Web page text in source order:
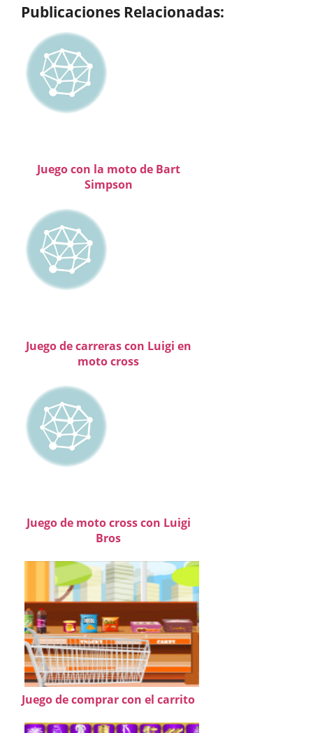
Publicaciones Relacionadas:
Juego con la moto de Bart
Simpson
Juego de carreras con Luigi en
moto cross
Juego de moto cross con Luigi
Bros
Juego de comprar con el carrito